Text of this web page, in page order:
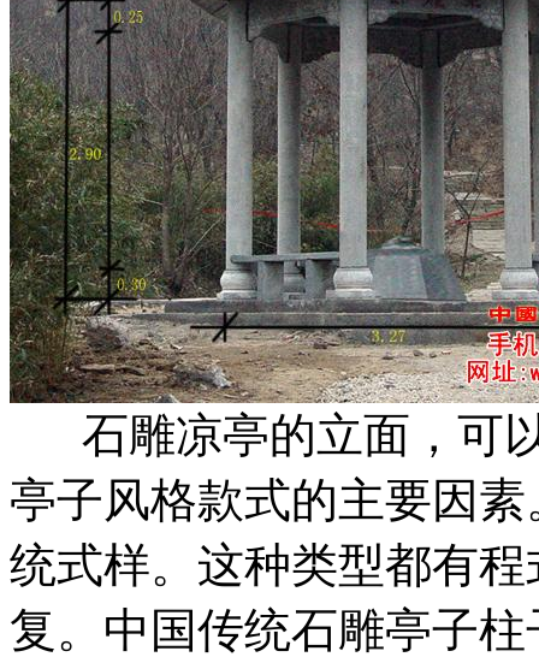
石雕凉亭的立面，可
亭子风格款式的主要因
统式样。这种类型都有
复。中国传统石雕亭子